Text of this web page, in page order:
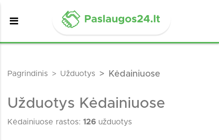
Pagrindinis Užduotys Kėdainiuose
Užduotys Kėdainiuose
Kėdainiuose rastos: 126 užduotys